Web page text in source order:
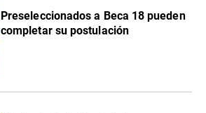
Preseleccionados a Beca 18 pueden
completar su postulación